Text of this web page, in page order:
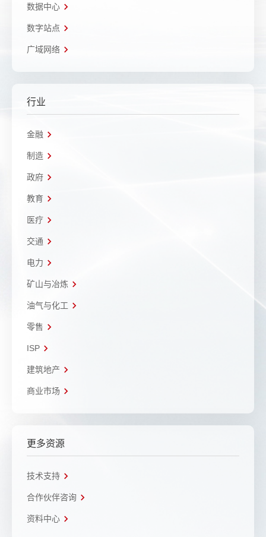
数据中心
数字站点
广域网络
行业
金融
制造
政府
教育
医疗
交通
电力
矿山与冶炼
油气与化工
零售
ISP
建筑地产
商业市场
更多资源
技术支持
合作伙伴咨询
资料中心